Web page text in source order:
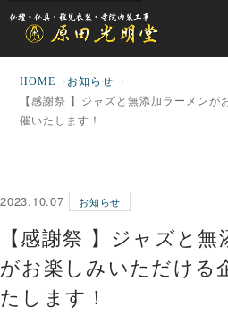
HOME
お知らせ
【感謝祭 】ジャズと無添加ラーメンが
催いたします！
2023.10.07 お知らせ
【感謝祭 】ジャズと無
がお楽しみいただける
たします！